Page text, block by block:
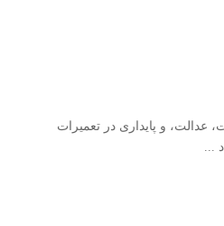
و پایداری در تعمیرات